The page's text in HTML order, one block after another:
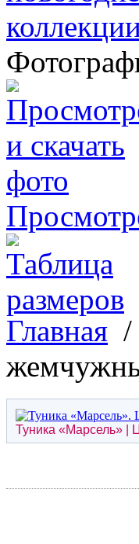
Главная /
Туника «Марсель» |